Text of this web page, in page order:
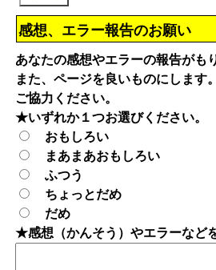
感想、エラー報告のお願い
あなたの感想やエラーの報告がも
また、ページを良いものにします。
ご協力ください。
★いずれか１つお選びください。
おもしろい
まあまあおもしろい
ふつう
ちょっとだめ
だめ
★感想（かんそう）やエラーなど